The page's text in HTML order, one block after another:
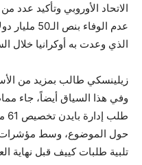
الاتحاد الأوروبي وتأكيد عدد
عدم الوفاء
الذي وعدت به أوكرانيا خلال
زيلينسكي طالب بمزيد من
وفي هذا السياق أيضاً، جاء
حول الموضوع، وسط مؤشرات
تلبية طلبات كييف قبل نهاية